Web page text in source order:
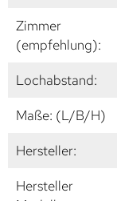
Zimmer
(empfehlung):
Lochabstand:
Maße: (L/B/H)
Hersteller:
Hersteller